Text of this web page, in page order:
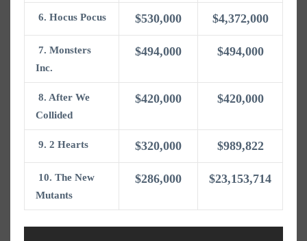
6. Hocus Pocus $530,000 $4,372,000
7. Monsters
Inc.
$494,000 $494,000
8. After We
Collided
$420,000 $420,000
9. 2 Hearts $320,000 $989,822
10. The New
Mutants
$286,000 $23,153,714